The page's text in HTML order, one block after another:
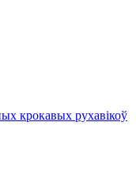
крокавых рухавікоў